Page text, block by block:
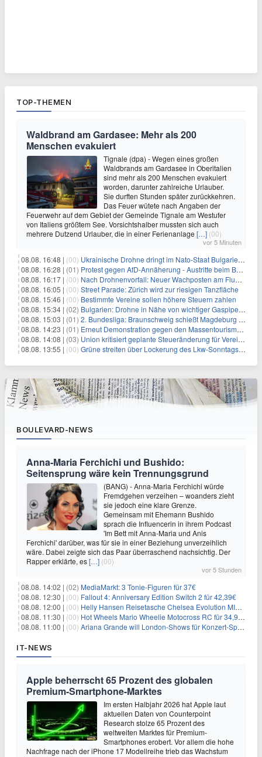
TOP-THEMEN
Waldbrand am Gardasee: Mehr als 200
Menschen evakuiert
Tignale (dpa) - Wegen eines großen
Waldbrands am Gardasee in Oberitalien
sind mehr als 200 Menschen evakuiert
worden, darunter zahlreiche Urlauber.
Sie durften Stunden später zurückkehren.
Das Feuer wütete nach Angaben der
Feuerwehr auf dem Gebiet der Gemeinde Tignale am Westufer
von Italiens größtem See. Vorsichtshalber mussten sich auch
mehrere Dutzend Urlauber, die in einer Ferienanlage […] (00)
vor 5 Minuten
08.08. 16:48 | (00) Ukrainische Drohne dringt im Nato-Staat Bulgarien ein
08.08. 16:28 | (01) Protest gegen AfD-Annäherung - Austritte beim BSW Sachsen-Anhalt
08.08. 16:17 | (00) Nach Drohnenvorfall: Neuer Wachposten am Flughafen
08.08. 16:05 | (00) Street Parade: Zürich wird zur riesigen Tanzfläche
08.08. 15:46 | (00) Bestimmte Vereine sollen höhere Steuern zahlen
08.08. 15:34 | (02) Bulgarien: Drohne in Nähe von wichtiger Gaspipeline explodiert
08.08. 15:03 | (01) 2. Bundesliga: Braunschweig schießt Magdeburg ab
08.08. 14:23 | (01) Erneut Demonstration gegen den Massentourismus auf Mallorca
08.08. 14:08 | (03) Union kritisiert geplante Steueränderung für Vereine
08.08. 13:55 | (00) Grüne streiten über Lockerung des Lkw-Sonntagsfahrverbots
BOULEVARD-NEWS
Anna-Maria Ferchichi und Bushido:
Seitensprung wäre kein Trennungsgrund
(BANG) - Anna-Maria Ferchichi würde
Fremdgehen verzeihen – woanders zieht
sie jedoch eine klare Grenze.
Gemeinsam mit Ehemann Bushido
sprach die Influencerin in ihrem Podcast
'Im Bett mit Anna-Maria und Anis
Ferchichi' darüber, was für sie in einer Beziehung unverzeihlich
wäre. Dabei zeigte sich das Paar überraschend nachsichtig. Der
Rapper erklärte, es[…] (00)
vor 5 Stunden
08.08. 14:02 | (02) MediaMarkt: 3 Tonie-Figuren für 37€
08.08. 12:30 | (00) Fallout 4: Anniversary Edition Switch 2 für 42,39€
08.08. 12:00 | (00) Helly Hansen Reisetasche Chelsea Evolution MID 54L für 29,99€
08.08. 11:30 | (00) Hot Wheels Mario Wheelie Motocross RC für 34,99€
08.08. 11:00 | (00) Ariana Grande will London-Shows für Konzert-Special filmen
IT-NEWS
Apple beherrscht 65 Prozent des globalen
Premium-Smartphone-Marktes
Im ersten Halbjahr 2026 hat Apple laut
aktuellen Daten von Counterpoint
Research stolze 65 Prozent des
weltweiten Marktes für Premium-
Smartphones erobert. Vor allem die hohe
Nachfrage nach der iPhone 17 Modellreihe trieb das Wachstum